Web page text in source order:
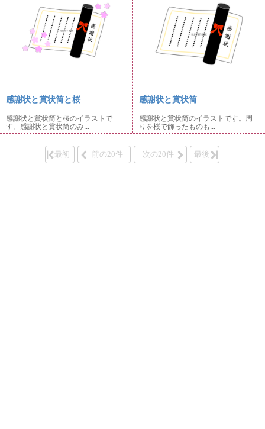
感謝状と賞状筒と桜
感謝状と賞状筒と桜のイラストで
す。感謝状と賞状筒のみ...
感謝状と賞状筒
感謝状と賞状筒のイラストです。周
りを桜で飾ったものも...
最初 前の20件 次の20件 最後